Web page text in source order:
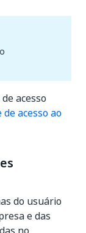
acesso
acesso ao
do usuário
e das